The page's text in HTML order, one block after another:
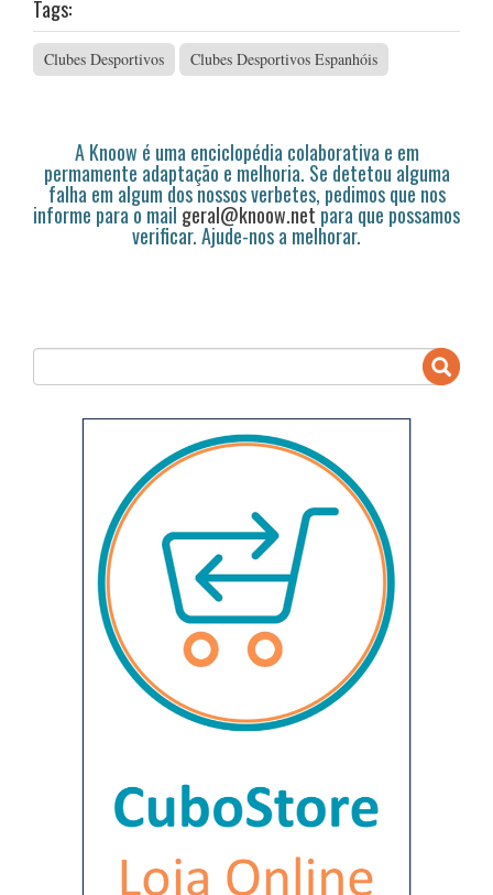
Tags:
Clubes Desportivos Clubes Desportivos Espanhóis
A Knoow é uma enciclopédia colaborativa e em
permamente adaptação e melhoria. Se detetou alguma
falha em algum dos nossos verbetes, pedimos que nos
informe para o mail geral@knoow.netpara que possamos
verificar. Ajude-nos a melhorar.